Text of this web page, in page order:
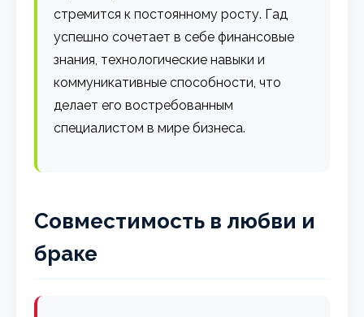
стремится к постоянному росту. Гад
успешно сочетает в себе финансовые
знания, технологические навыки и
коммуникативные способности, что
делает его востребованным
специалистом в мире бизнеса.
Совместимость в любви и
браке